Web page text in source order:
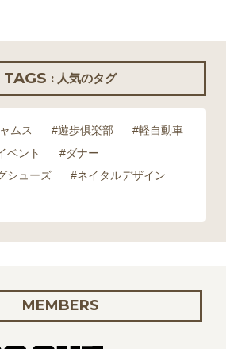
TAGS : 人気のタグ
ムス #遊歩倶楽部
#軽自動車
ベント
#ダナー
シューズ
#ネイタルデザイン
MEMBERS